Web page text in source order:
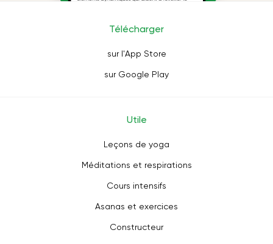
Télécharger
sur l'App Store
sur Google Play
Utile
Leçons de yoga
Méditations et respirations
Cours intensifs
Asanas et exercices
Constructeur